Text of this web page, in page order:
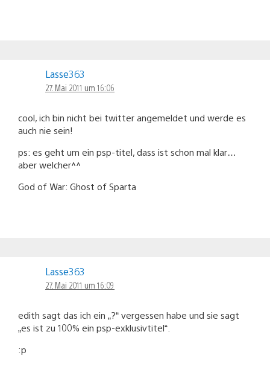
Lasse363
27. Mai 2011 um 16:06
cool, ich bin nicht bei twitter angemeldet und werde es
auch nie sein!
ps: es geht um ein psp-titel, dass ist schon mal klar…
aber welcher^^
God of War: Ghost of Sparta
Lasse363
27. Mai 2011 um 16:09
edith sagt das ich ein „?“ vergessen habe und sie sagt
„es ist zu 100% ein psp-exklusivtitel“.
:p